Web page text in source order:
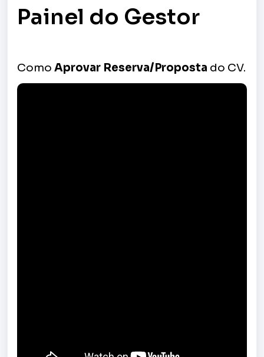
Painel do Gestor
Como Aprovar Reserva/Proposta do CV.